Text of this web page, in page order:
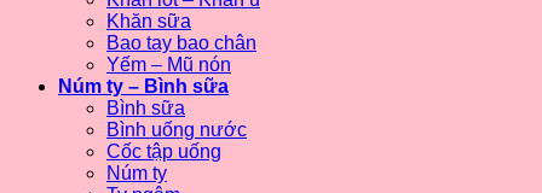
Khăn sữa
Bao tay bao chân
Yếm – Mũ nón
Núm ty – Bình sữa
Bình sữa
Bình uống nước
Cốc tập uống
Núm ty